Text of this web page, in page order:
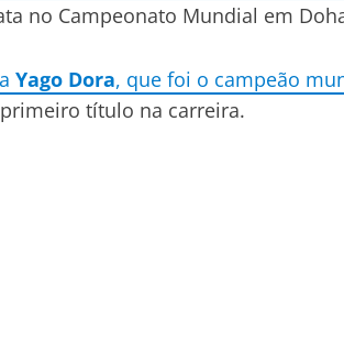
no Campeonato Mundial em
Yago Dora, que foi o campeão
título na carreira.